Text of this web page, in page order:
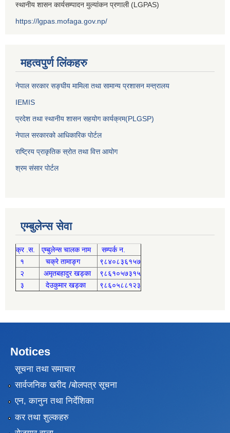
स्थानीय शासन कार्यसम्पादन मुल्यांकन प्रणाली (LGPAS)
https://lgpas.mofaga.gov.np/
महत्वपुर्ण लिंकहरु
नेपाल सरकार सङ्घीय मामिला तथा सामान्य प्रशासन मन्त्रालय
IEMIS
प्रदेश तथा स्थानीय शासन सहयोग कार्यक्रम(PLGSP)
नेपाल सरकारको आधिकारिक पोर्टल
राष्ट्रिय प्राकृतिक स्रोत तथा वित्त आयोग
श्रम संसार पोर्टल
एम्बुलेन्स सेवा
क्र .स. एम्बुलेन्स चालक नाम
सम्पर्क न.
१
चक्रे तामाङ्ग
९८४०८३६१५७
२
अमृतबहादुर खड्का
९८६१०५७३१५
३
देउकुमार खड्का ९८६०५८८१२३
Notices
सूचना तथा समाचार
सार्वजनिक खरीद /बोलपत्र सूचना
एन, कानुन तथा निर्देशिका
कर तथा शुल्कहरु